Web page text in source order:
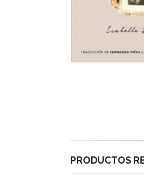
PRODUCTOS